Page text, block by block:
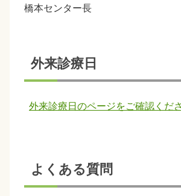
橋本センター長
外来診療日
外来診療日のページをご確認くださ
よくある質問